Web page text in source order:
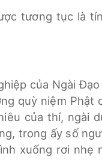
tương tục là
của Ngài
quỳ niệm
của thí, ngài
trong ấy số
xuống rơi